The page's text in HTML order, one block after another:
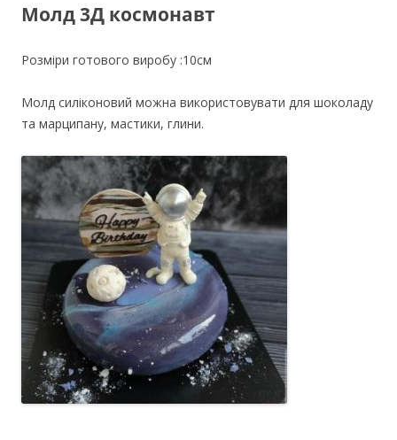
Молд 3Д космонавт
Розміри готового виробу :10см
Молд силіконовий можна використовувати для шоколаду
та марципану, мастики, глини.